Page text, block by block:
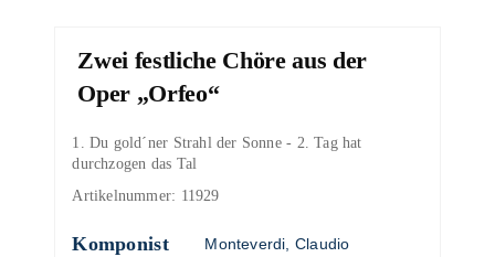
Zwei festliche Chöre aus der
Oper „Orfeo“
1. Du gold´ner Strahl der Sonne - 2. Tag hat
durchzogen das Tal
Artikelnummer: 11929
Komponist Monteverdi, Claudio